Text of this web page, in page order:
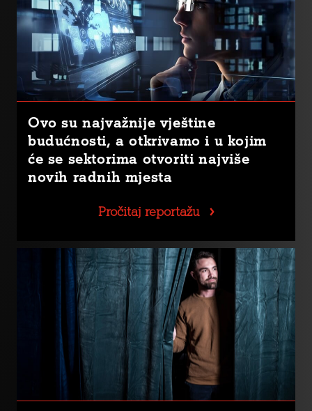
Ovo su najvažnije vještine
budućnosti, a otkrivamo i u kojim
će se sektorima otvoriti najviše
novih radnih mjesta
Pročitaj reportažu